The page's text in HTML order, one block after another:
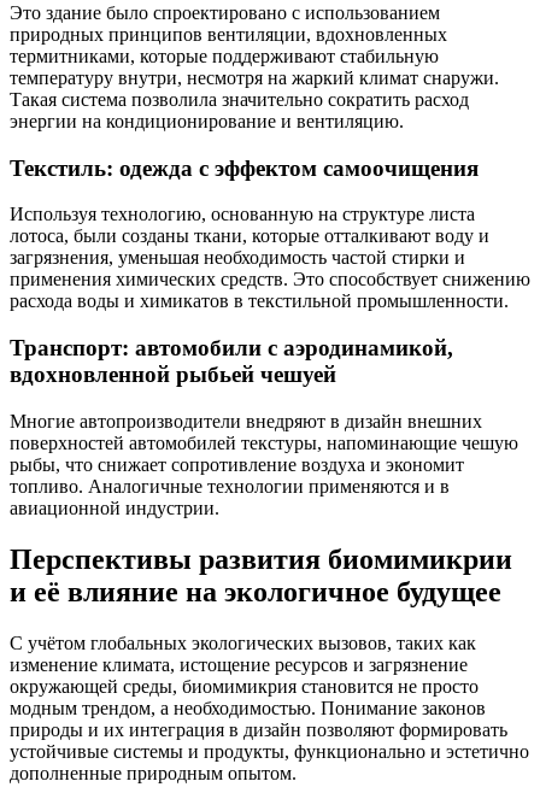
Это здание было спроектировано с использованием
природных принципов вентиляции, вдохновленных
термитниками, которые поддерживают стабильную
температуру внутри, несмотря на жаркий климат снаружи.
Такая система позволила значительно сократить расход
энергии на кондиционирование и вентиляцию.
Текстиль: одежда с эффектом самоочищения
Используя технологию, основанную на структуре листа
лотоса, были созданы ткани, которые отталкивают воду и
загрязнения, уменьшая необходимость частой стирки и
применения химических средств. Это способствует снижению
расхода воды и химикатов в текстильной промышленности.
Транспорт: автомобили с аэродинамикой,
вдохновленной рыбьей чешуей
Многие автопроизводители внедряют в дизайн внешних
поверхностей автомобилей текстуры, напоминающие чешую
рыбы, что снижает сопротивление воздуха и экономит
топливо. Аналогичные технологии применяются и в
авиационной индустрии.
Перспективы развития биомимикрии
и её влияние на экологичное будущее
С учётом глобальных экологических вызовов, таких как
изменение климата, истощение ресурсов и загрязнение
окружающей среды, биомимикрия становится не просто
модным трендом, а необходимостью. Понимание законов
природы и их интеграция в дизайн позволяют формировать
устойчивые системы и продукты, функционально и эстетично
дополненные природным опытом.